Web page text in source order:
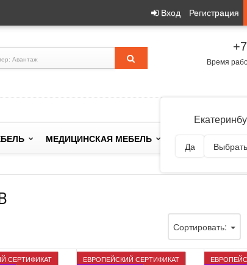
Вход Регистрация
Время
Да
МЕДИЦИНСКАЯ МЕБЕЛЬ
Сортировать:
СЕРТИФИКАТ
ЕВРОПЕЙСКИЙ СЕРТИФИКАТ